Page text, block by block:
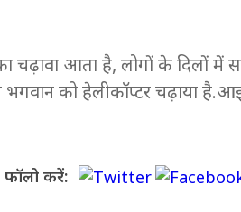
आता है, लोगों के दिलों में
भगवान को हेलीकॉप्टर चढ़ाया
फॉलो करें: